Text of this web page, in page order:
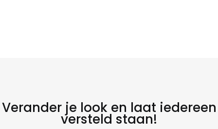
Verander je look en laat iedereen
versteld staan!